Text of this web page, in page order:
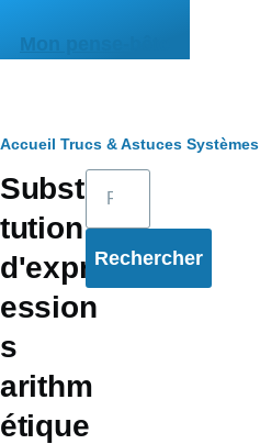
Mon pense-bête
Fil
d'Ariane
Accueil Trucs & Astuces Systèmes
Substi
tution
d'expr
ession
s
arithm
étique